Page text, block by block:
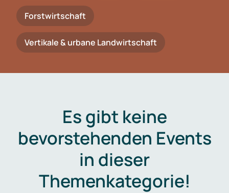
Forstwirtschaft
Vertikale & urbane Landwirtschaft
Es gibt keine
bevorstehenden Events
in dieser
Themenkategorie!